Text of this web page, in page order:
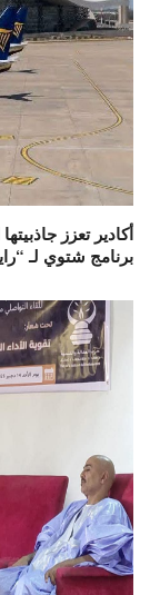
برنامج شتوي لـ